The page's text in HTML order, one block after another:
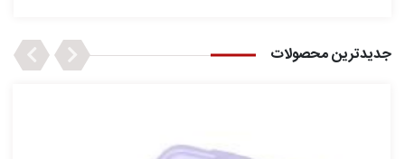
جدیدترین محصولات Previous
Next